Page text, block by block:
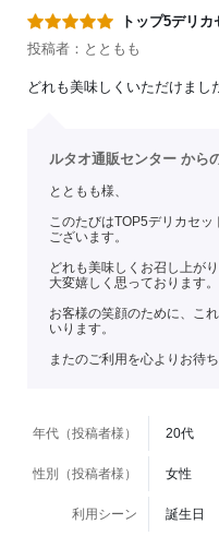
トップ5デリカ
投稿者：とともも
どれも美味しくいただけまし
ルタオ通販センター から
とともも様、
このたびはTOP5デリカセ
ございます。
どれも美味しくお召し上が
大変嬉しく思っております。
お客様の笑顔のために、こ
いります。
またのご利用を心よりお待
年代（投稿者様） 20代
性別（投稿者様） 女性
利用シーン 誕生日